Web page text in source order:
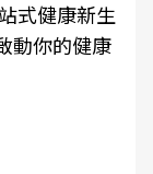
式健康新生
動你的健康